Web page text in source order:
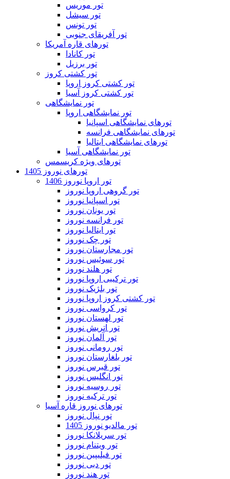
تور موریس
تور سیشل
تور تونس
تور آفریقای جنوبی
تورهای قاره آمریکا
تور کانادا
تور برزیل
تور کشتی کروز
تور کشتی کروز اروپا
تور کشتی کروز آسیا
تور نمایشگاهی
تور نمایشگاهی اروپا
تورهای نمایشگاهی اسپانیا
تورهای نمایشگاهی فرانسه
تورهای نمایشگاهی ایتالیا
تور نمایشگاهی آسیا
تورهای ویژه کریسمس
تورهای نوروز 1405
تور اروپا نوروز 1406
تور گروهی اروپا نوروز
تور اسپانیا نوروز
تور یونان نوروز
تور فرانسه نوروز
تور ایتالیا نوروز
تور چک نوروز
تور مجارستان نوروز
تور سوئیس نوروز
تور هلند نوروز
تور ترکیبی اروپا نوروز
تور بلژیک نوروز
تور کشتی کروز اروپا نوروز
تور کرواسی نوروز
تور لهستان نوروز
تور اتریش نوروز
تور آلمان نوروز
تور رومانی نوروز
تور بلغارستان نوروز
تور قبرس نوروز
تور انگلیس نوروز
تور روسیه نوروز
تور ترکیه نوروز
تورهای نوروز قاره آسیا
تور نپال نوروز
تور مالدیو نوروز 1405
تور سریلانکا نوروز
تور ویتنام نوروز
تور فیلیپین نوروز
تور دبی نوروز
تور هند نوروز